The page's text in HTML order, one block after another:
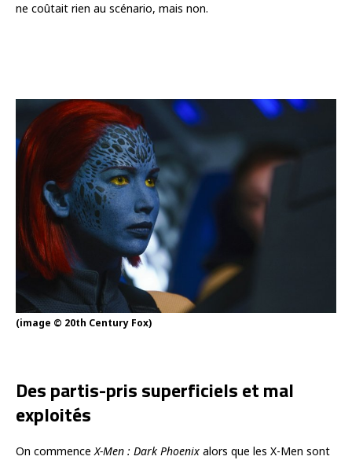
ne coûtait rien au scénario, mais non.
(image © 20th Century Fox)
Des partis-pris superficiels et mal
exploités
On commenceX-Men : Dark Phoenix alors que les X-Men sont